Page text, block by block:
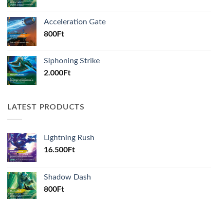
Acceleration Gate
800Ft
Siphoning Strike
2.000Ft
LATEST PRODUCTS
Lightning Rush
16.500Ft
Shadow Dash
800Ft